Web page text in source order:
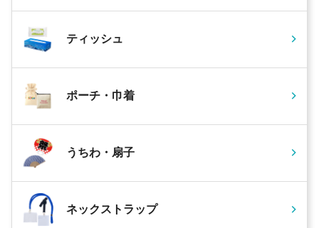
ティッシュ
ポーチ・巾着
うちわ・扇子
ネックストラップ